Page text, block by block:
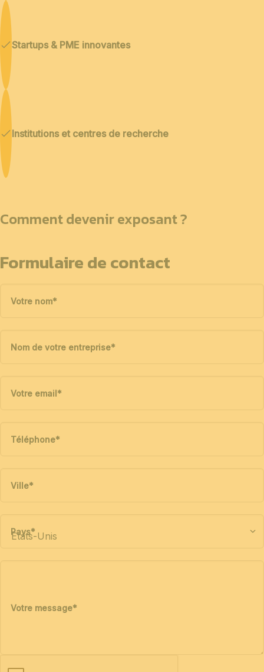
Startups & PME innovantes
Institutions et centres de recherche
Comment devenir exposant ?
Formulaire de contact
Votre nom*
Nom de votre entreprise*
Votre email*
Téléphone*
Ville*
Pays*
Votre message*